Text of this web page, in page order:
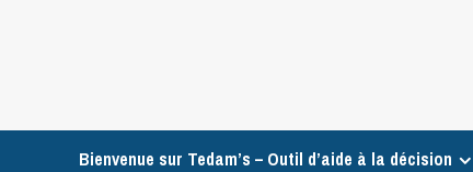
Bienvenue sur Tedam’s – Outil d’aide à la décision